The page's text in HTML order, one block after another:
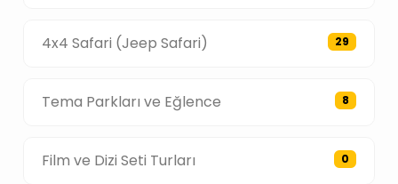
4x4 Safari (Jeep Safari) 29
Tema Parkları ve Eğlence 8
Film ve Dizi Seti Turları 0